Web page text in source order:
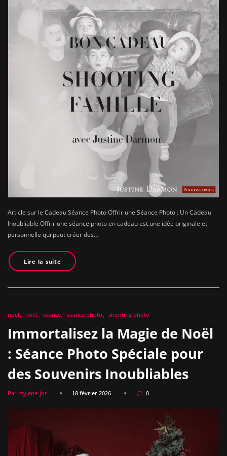
Article sur le Cadeau Séance Photo Offrir une Séance Photo : Un Cadeau
Inoubliable Offrir une séance photo en cadeau est une idée originale et
personnelle qui peut créer des…
Lire la suite
noel noël seance seance photo shooting photo
Immortalisez la Magie de Noël
: Séance Photo Spéciale pour
des Souvenirs Inoubliables
Par mylene-jot 18 février 2026 0